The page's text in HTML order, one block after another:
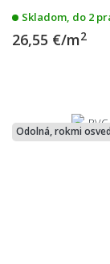
Skladom, do 2
26,55 €/m2
Odolná, rokmi